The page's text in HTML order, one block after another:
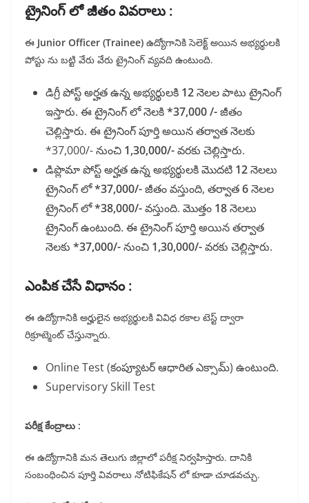
ట్రైనింగ్ లో జీతం వివరాలు :
ఈ Junior Officer (Trainee) ఉద్యోగానికి సెలెక్ట్ అయిన అభ్యర్థులకి
పోస్టు ను బట్టి వేరు వేరు ట్రైనింగ్ వ్యవది ఉంటుంది.
డిగ్రీ పోస్ట్ అర్హత ఉన్న అభ్యర్థులకి 12నెలల పాటు ట్రైనింగ్
ఇస్తారు. ఈ ట్రైనింగ్ లో నెలకి*37,000 /-జీతం
చెల్లిస్తారు. ఈ ట్రైనింగ్ పూర్తి అయిన తర్వాత నెలకు
*37,000/- నుంచి 1,30,000/-వరకు చెల్లిస్తారు.
డిప్లొమా పోస్ట్ అర్హత ఉన్న అభ్యర్థులకి మొదటి 12నెలలు
ట్రైనింగ్ లో*37,000/-జీతం వస్తుంది, తర్వాత6నెలల
ట్రైనింగ్ లో*38,000/-వస్తుంది. మొత్తం 18నెలలు
ట్రైనింగ్ ఉంటుంది. ఈ ట్రైనింగ్ పూర్తి అయిన తర్వాత
నెలకు *37,000/-నుంచి 1,30,000/-వరకు చెల్లిస్తారు.
ఎంపిక చేసే విధానం :
ఈ ఉద్యోగానికి అర్హులైన అభ్యర్థులకి వివిధ రకాల టెస్ట్ ద్వారా
రిక్రూట్మెంట్ చేస్తున్నారు.
Online Test (కంప్యూటర్ ఆధారిత ఎక్సామ్) ఉంటుంది.
Supervisory Skill Test
పరీక్ష కేంద్రాలు :
ఈ ఉద్యోగానికి మన తెలుగు జిల్లాలో పరీక్ష నిర్వహిస్తారు. దానికి
సంబంధించిన పూర్తి వివరాలు నోటిఫికేషన్ లో కూడా చూడవచ్చు.